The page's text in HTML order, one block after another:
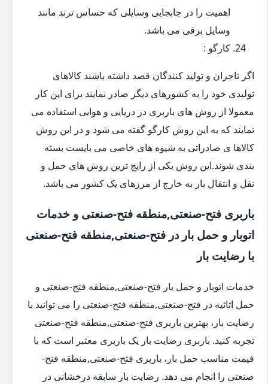
اهمیت را در جابجایی وسایلی که حساس ترند مانند
وسایل برقی می باشد.
کارگو :
اگر تاجران و تولید کنندگان قصد داشته باشند کالاهای
تولیدی خود را به کشورهای دیگر صادر نمایند برای این کار
معمولا از روش های باربری در دریایی و هوایی استفاده می
نمایند که به این روش کارگو گفته می شود و در این روش
کالاها ی صادراتی به شیوه های خاصی می بایست بسته
بندی شوند.این روش یکی از رایج ترین روش های حمل و
نقل و انتقال بار به خارج از مرزهای یک کشور می باشد.
باربری فتح-صنعتی,منطقه فتح-صنعتی و خدمات
اتوبار و حمل بار در فتح-صنعتی,منطقه فتح-صنعتی
با رضایت بار
خدمات اتوبار و حمل بار فتح-صنعتی,منطقه فتح-صنعتی و
حمل اثاثیه در فتح-صنعتی,منطقه فتح-صنعتی را می توانید با
رضایت بار، بهترین باربری فتح-صنعتی,منطقه فتح-صنعتی
تجربه کنید. باربری رضایت بار یک باربری معتبر است که با
قیمت مناسب حمل بار، باربری فتح-صنعتی,منطقه فتح-
صنعتی را انجام می دهد. رضایت بار سابقه درخشانی در